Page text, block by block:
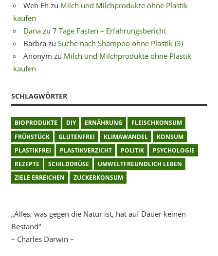
Weh Eh zu Milch und Milchprodukte ohne Plastik
kaufen
Dana zu 7 Tage Fasten – Erfahrungsbericht
Barbra zu Suche nach Shampoo ohne Plastik (3)
Anonym zu Milch und Milchprodukte ohne Plastik
kaufen
SCHLAGWÖRTER
BIOPRODUKTE DIY ERNÄHRUNG
FLEISCHKONSUM
FRÜHSTÜCK
GLUTENFREI KLIMAWANDEL
KONSUM
PLASTIKFREI
PLASTIKVERZICHT POLITIK
PSYCHOLOGIE
REZEPTE
SCHILDDRÜSE
UMWELTFREUNDLICH LEBEN
ZIELE ERREICHEN
ZUCKERKONSUM
„Alles, was gegen die Natur ist, hat auf Dauer keinen
Bestand“
– Charles Darwin –